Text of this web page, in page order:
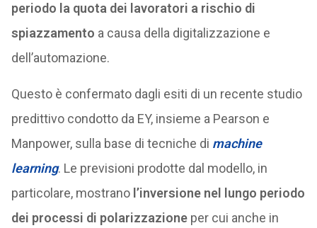
periodo la quota dei lavoratori a rischio di
spiazzamento a causa della digitalizzazione e
dell’automazione.
Questo è confermato dagli esiti di un recente studio
predittivo condotto da EY, insieme a Pearson e
Manpower, sulla base di tecniche di machine
learning. Le previsioni prodotte dal modello, in
particolare, mostrano l’inversione nel lungo periodo
dei processi di polarizzazioneper cui anche in